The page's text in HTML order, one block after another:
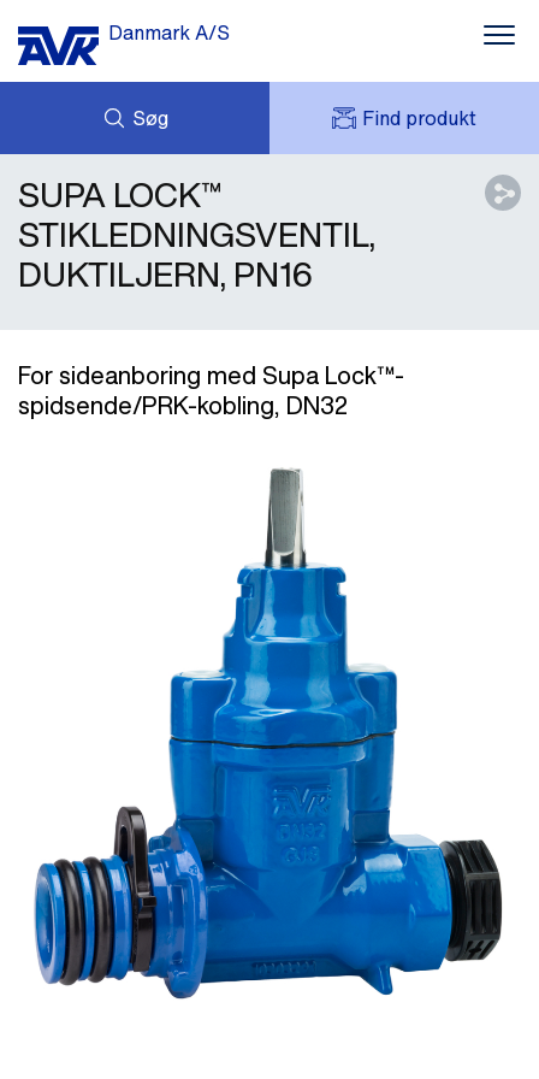
Danmark A/S
Søg Find produkt
NYHEDER
DOWNLOADS
CASES
OM OS
KONTAKT OS
AVK HOLDING (GROUP)
PRISLISTE
SUPA LOCK™
STIKLEDNINGSVENTIL,
DUKTILJERN, PN16
For sideanboring med Supa Lock™-
spidsende/PRK-kobling, DN32